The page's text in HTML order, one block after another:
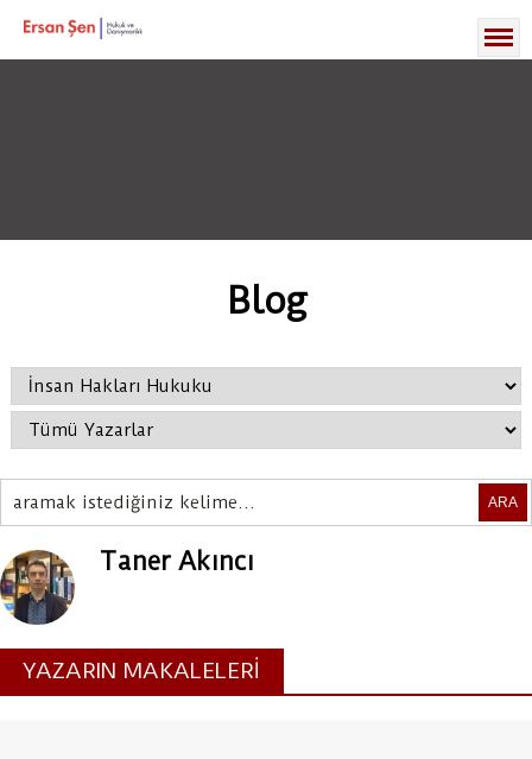
Blog
ARA
Taner Akıncı
YAZARIN MAKALELERİ